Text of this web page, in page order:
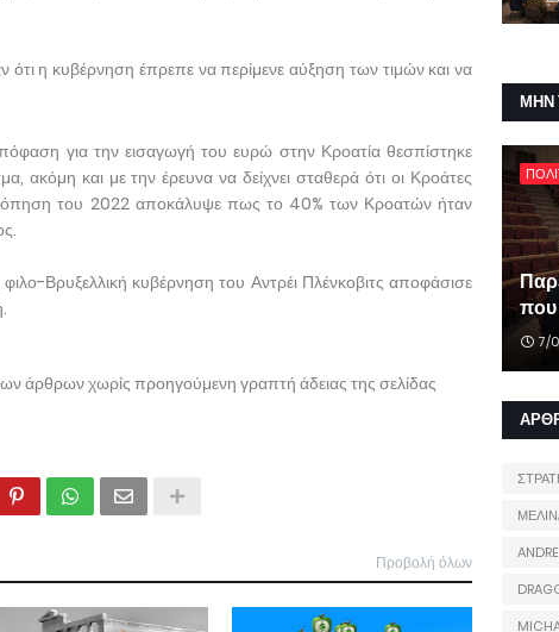
ότι η κυβέρνηση έπρεπε να περίμενε αύξηση των τιμών και να
για την εισαγωγή του ευρώ στην Κροατία θεσπίστηκε
ακόμη και με την έρευνα να δείχνει σταθερά ότι οι Κροάτες
του 2022 αποκάλυψε πως το 40% των Κροατών ήταν
Βρυξελλική κυβέρνηση του Αντρέι Πλένκοβιτς αποφάσισε
άρθρων χωρίς προηγούμενη γραπτή άδειας της σελίδας
Προβολή όλων
ΜΗΝ
που
7/